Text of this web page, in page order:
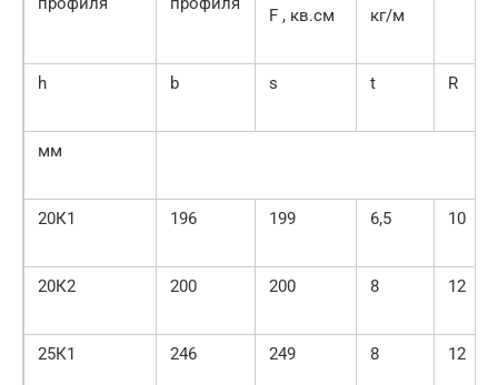
F , кв.см
кг/м
h b s t R
мм
20К1 196 199 6,5 10
20К2 200 200 8 12
25К1 246 249 8 12